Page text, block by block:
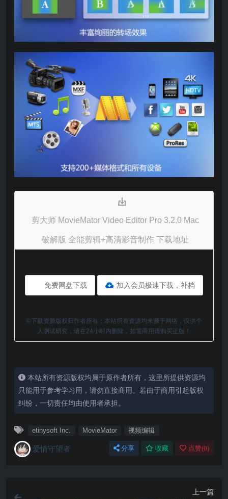
剪大师 MovieMator Video Editor Pro 3.2.0 Mac
破解版 全能剪辑+高清影音制作 下载地址
免费网盘下载 加入会员极速下载，补档
©下载资源版权归作者所有；本站所有资源均来源于网络，仅供个
人测试研究，请在24小时内删除，如需商用请购买正版！
本站所有资源版权均属于原作者所有，这里所提供资源均
只能用于参考学习用，请勿直接商用。若由于商用引起版权
纠纷，一切责任均由使用者承担。
etinysoft Inc. MovieMator 视频编辑
爱情守望者 分享 收藏 点赞(0)
上一篇